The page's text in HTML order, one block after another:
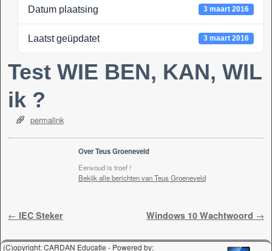
Datum plaatsing 3 maart 2016
Laatst geüpdatet 3 maart 2016
Test WIE BEN, KAN, WIL
ik ?
permalink
Over Teus Groeneveld
Eenvoud is troef !
Bekijk alle berichten van Teus Groeneveld
Berichtnavigatie
← IEC Steker Windows 10 Wachtwoord →
(C)opyright: CARDAN Educatie - Powered by: